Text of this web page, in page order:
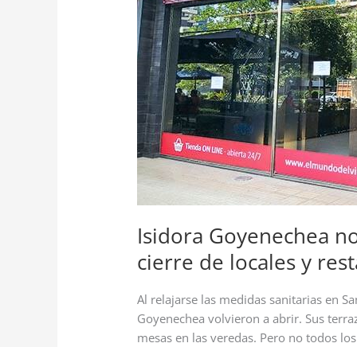
Isidora Goyenechea
cierre de locales y
Al relajarse las medidas sanitarias en
Goyenechea volvieron a abrir. Sus
mesas en las veredas. Pero no todos
empieza
a
crecer
cierre
de
locales
y
restaurantes